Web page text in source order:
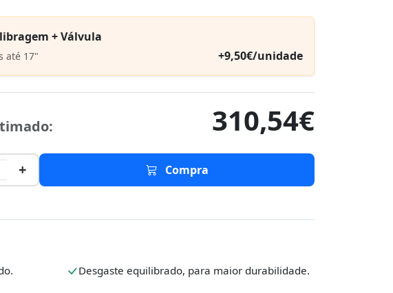
+ Válvula
até 17" +9,50€/unidade
310,54€
+ Compra
Desgaste equilibrado, para maior durabilidade.